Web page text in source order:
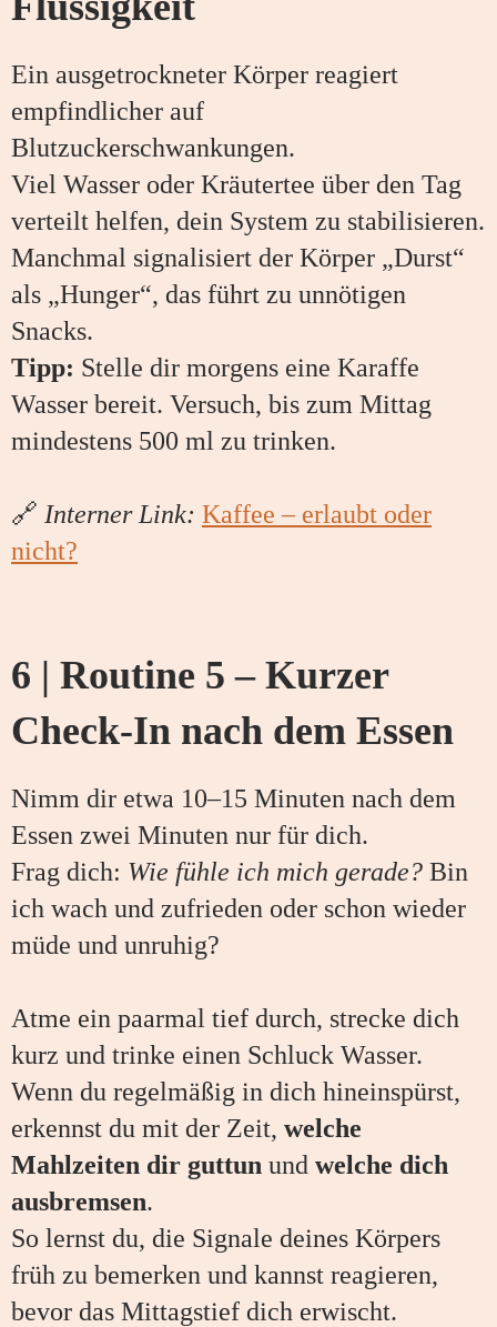
Ein ausgetrockneter Körper reagiert
empfindlicher auf
Blutzuckerschwankungen.
Viel Wasser oder Kräutertee über den Tag
verteilt helfen, dein System zu stabilisieren.
Manchmal signalisiert der Körper „Durst“
als „Hunger“, das führt zu unnötigen
Snacks.
Tipp: Stelle dir morgens eine Karaffe
Wasser bereit. Versuch, bis zum Mittag
mindestens 500 ml zu trinken.
🔗 Interner Link: Kaffee – erlaubt oder
nicht?
6 | Routine 5 – Kurzer
Check-In nach dem Essen
Nimm dir etwa 10–15 Minuten nach dem
Essen zwei Minuten nur für dich.
Frag dich: Wie fühle ich mich gerade? Bin
ich wach und zufrieden oder schon wieder
müde und unruhig?
Atme ein paarmal tief durch, strecke dich
kurz und trinke einen Schluck Wasser.
Wenn du regelmäßig in dich hineinspürst,
erkennst du mit der Zeit, welche
Mahlzeiten dir guttun und welche dich
ausbremsen.
So lernst du, die Signale deines Körpers
früh zu bemerken und kannst reagieren,
bevor das Mittagstief dich erwischt.